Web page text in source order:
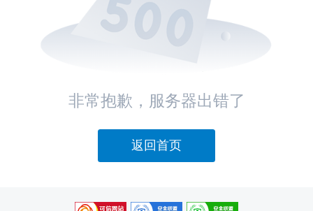
非常抱歉，服务器出错了
返回首页